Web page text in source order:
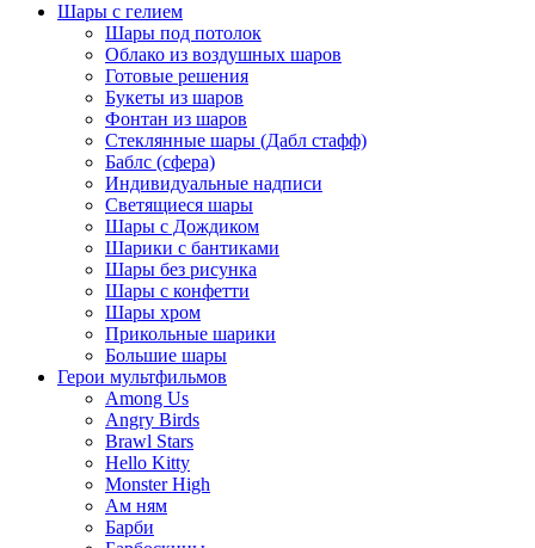
Шары с гелием
Шары под потолок
Облако из воздушных шаров
Готовые решения
Букеты из шаров
Фонтан из шаров
Стеклянные шары (Дабл стафф)
Баблс (сфера)
Индивидуальные надписи
Светящиеся шары
Шары с Дождиком
Шарики с бантиками
Шары без рисунка
Шары с конфетти
Шары хром
Прикольные шарики
Большие шары
Герои мультфильмов
Among Us
Angry Birds
Brawl Stars
Hello Kitty
Monster High
Ам ням
Барби